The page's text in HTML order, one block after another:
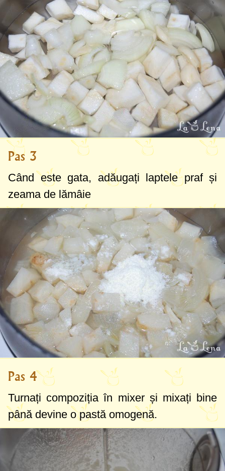
Pas 3
Când este gata, adăugați laptele praf și
zeama de lămâie
Pas 4
Turnați compoziția în mixer și mixați bine
până devine o pastă omogenă.